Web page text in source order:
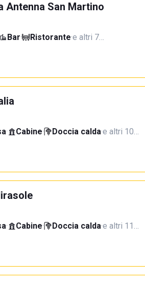
Antenna San Martino
Bar· Ristorante·e altri 7…
· Cabine· Doccia calda·e altri 10…
· Cabine· Doccia calda·e altri 11…